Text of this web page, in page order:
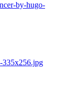
by-hugo-
335x256.jpg